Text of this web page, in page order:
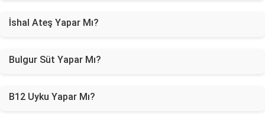
İshal Ateş Yapar Mı?
Bulgur Süt Yapar Mı?
B12 Uyku Yapar Mı?